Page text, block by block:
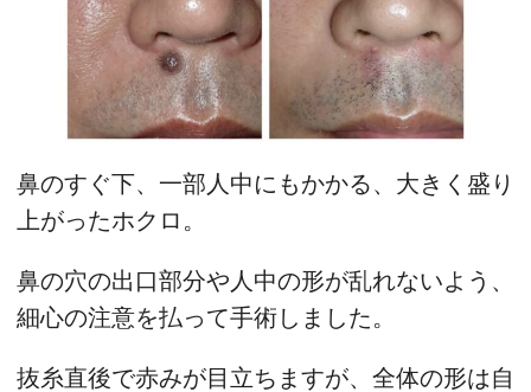
鼻のすぐ下、一部人中にもかかる、大きく盛り
上がったホクロ。
鼻の穴の出口部分や人中の形が乱れないよう、
細心の注意を払って手術しました。
抜糸直後で赤みが目立ちますが、全体の形は自